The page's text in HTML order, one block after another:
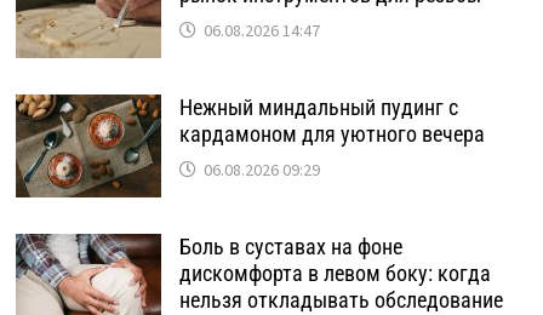
06.08.2026 14:47
Нежный миндальный пудинг с
кардамоном для уютного вечера
06.08.2026 09:29
Боль в суставах на фоне
дискомфорта в левом боку: когда
нельзя откладывать обследование